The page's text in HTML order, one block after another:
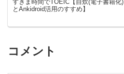
すきま時間でTOEIC【自炊(電子書籍化)
とAnkidroid活用のすすめ】
コメント